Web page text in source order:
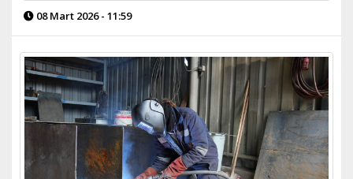
08 Mart 2026 - 11:59